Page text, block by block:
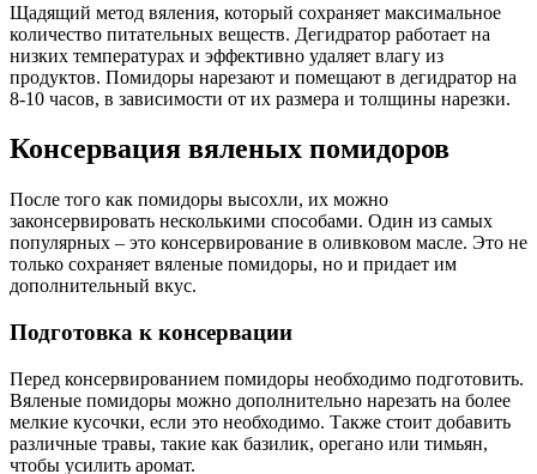
Щадящий метод вяления, который сохраняет максимальное
количество питательных веществ. Дегидратор работает на
низких температурах и эффективно удаляет влагу из
продуктов. Помидоры нарезают и помещают в дегидратор на
8-10 часов, в зависимости от их размера и толщины нарезки.
Консервация вяленых помидоров
После того как помидоры высохли, их можно
законсервировать несколькими способами. Один из самых
популярных – это консервирование в оливковом масле. Это не
только сохраняет вяленые помидоры, но и придает им
дополнительный вкус.
Подготовка к консервации
Перед консервированием помидоры необходимо подготовить.
Вяленые помидоры можно дополнительно нарезать на более
мелкие кусочки, если это необходимо. Также стоит добавить
различные травы, такие как базилик, орегано или тимьян,
чтобы усилить аромат.